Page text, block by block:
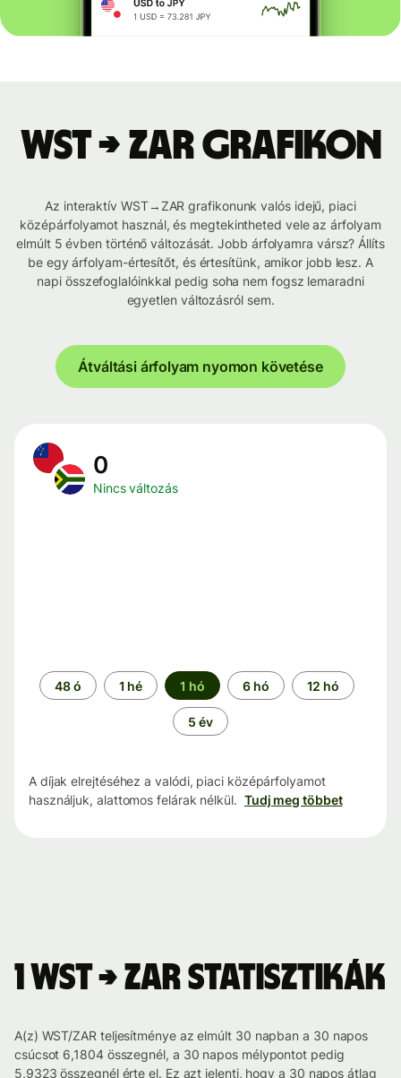
WST → ZAR grafikon
Az interaktív WST→ZAR grafikonunk valós idejű, piaci
középárfolyamot használ, és megtekintheted vele az árfolyam
elmúlt 5 évben történő változását. Jobb árfolyamra vársz? Állíts
be egy árfolyam-értesítőt, és értesítünk, amikor jobb lesz. A
napi összefoglalóinkkal pedig soha nem fogsz lemaradni
egyetlen változásról sem.
Átváltási árfolyam nyomon követése
0
Nincs változás
Időszak
48 ó 1 hé 1 hó 6 hó 12 hó
5 év
A díjak elrejtéséhez a valódi, piaci középárfolyamot
használjuk, alattomos felárak nélkül. Tudj meg többet
1 WST → ZAR statisztikák
A(z) WST/ZAR teljesítménye az elmúlt 30 napban a 30 napos
csúcsot 6,1804 összegnél, a 30 napos mélypontot pedig
5,9323 összegnél érte el. Ez azt jelenti, hogy a 30 napos átlag